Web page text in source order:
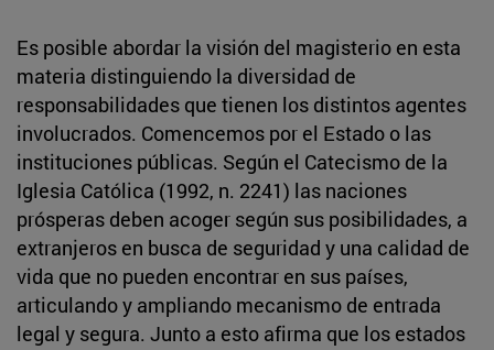
Es posible abordar la visión del magisterio en esta
materia distinguiendo la diversidad de
responsabilidades que tienen los distintos agentes
involucrados. Comencemos por el Estado o las
instituciones públicas. Según el Catecismo de la
Iglesia Católica (1992, n. 2241) las naciones
prósperas deben acoger según sus posibilidades, a
extranjeros en busca de seguridad y una calidad de
vida que no pueden encontrar en sus países,
articulando y ampliando mecanismo de entrada
legal y segura. Junto a esto afirma que los estados